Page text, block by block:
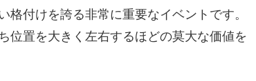
付けを誇る非常に重要なイベントです。
位置を大きく左右するほどの莫大な価値を